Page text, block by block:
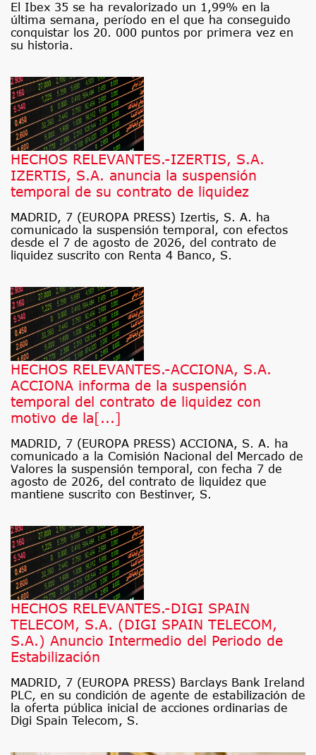
El Ibex 35 se ha revalorizado un 1,99% en la
última semana, período en el que ha conseguido
conquistar los 20. 000 puntos por primera vez en
su historia.
HECHOS RELEVANTES.-IZERTIS, S.A.
IZERTIS, S.A. anuncia la suspensión
temporal de su contrato de liquidez
MADRID, 7 (EUROPA PRESS) Izertis, S. A. ha
comunicado la suspensión temporal, con efectos
desde el 7 de agosto de 2026, del contrato de
liquidez suscrito con Renta 4 Banco, S.
HECHOS RELEVANTES.-ACCIONA, S.A.
ACCIONA informa de la suspensión
temporal del contrato de liquidez con
motivo de la[...]
MADRID, 7 (EUROPA PRESS) ACCIONA, S. A. ha
comunicado a la Comisión Nacional del Mercado de
Valores la suspensión temporal, con fecha 7 de
agosto de 2026, del contrato de liquidez que
mantiene suscrito con Bestinver, S.
HECHOS RELEVANTES.-DIGI SPAIN
TELECOM, S.A. (DIGI SPAIN TELECOM,
S.A.) Anuncio Intermedio del Periodo de
Estabilización
MADRID, 7 (EUROPA PRESS) Barclays Bank Ireland
PLC, en su condición de agente de estabilización de
la oferta pública inicial de acciones ordinarias de
Digi Spain Telecom, S.